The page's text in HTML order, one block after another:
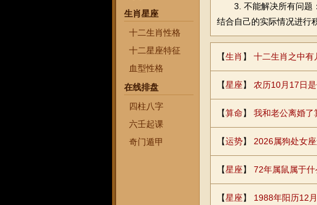
生肖星座
十二生肖性格
十二星座特征
血型性格
在线排盘
四柱八字
六壬起课
奇门遁甲
3. 不能解决所有问题：
结合自己的实际情况进行
【生肖 】 十二生肖之中有
【星座】 农历10月17日
【算命】 我和老公离婚了
【运势】 2026属狗处女
【星座】 72年属鼠属于什
【星座】 1988年阳历12